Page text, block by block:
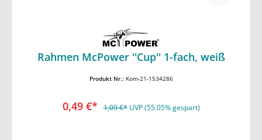
Rahmen McPower ''Cup'' 1-fach, weiß
Produkt Nr.: Kom-21-1534286
0,49 €* 1,09 €* UVP (55.05% gespart)
In den Warenkorb